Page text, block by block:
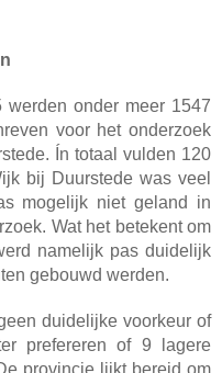
werden onder meer 1547
voor het onderzoek
Ín totaal vulden 120
bij Duurstede was veel
mogelijk niet geland in
Wat het betekent om
namelijk pas duidelijk
gebouwd werden.
duidelijke voorkeur of
prefereren of 9 lagere
provincie lijkt bereid om